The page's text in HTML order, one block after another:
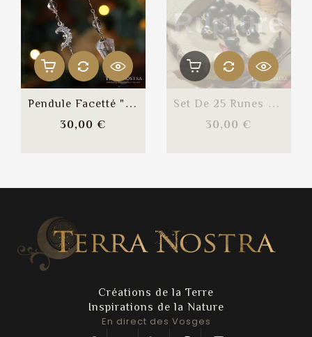
Pendule Facetté "Esprit...
30,00 €
Rupture
de
stockSet De 25 Runes En...
30,00 €
Créations de la Terre
Inspirations de la Nature
En direct des Vosges